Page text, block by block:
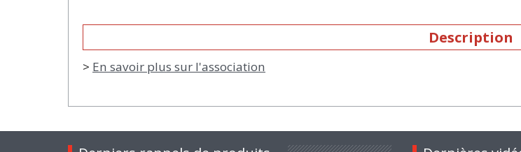
Description
> En savoir plus sur l'association